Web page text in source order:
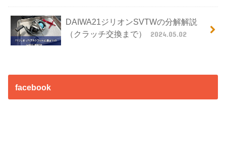
DAIWA21ジリオンSVTWの分解解説
（クラッチ交換まで）
2024.05.02
facebook